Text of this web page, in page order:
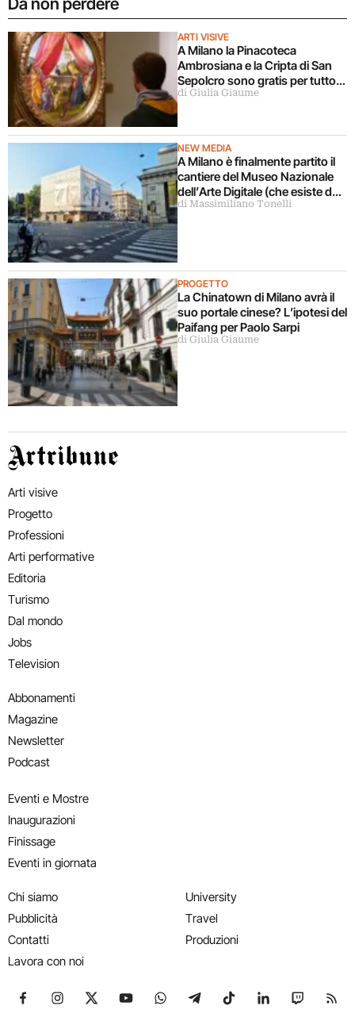
ARTI VISIVE
A Milano la Pinacoteca
Ambrosiana e la Cripta di San
Sepolcro sono gratis per tutto
agosto (ma solo per milanesi)
di Giulia Giaume
NEW MEDIA
A Milano è finalmente partito il
cantiere del Museo Nazionale
dell’Arte Digitale (che esiste da
5 anni ma ancora non c’è)
di Massimiliano Tonelli
PROGETTO
La Chinatown di Milano avrà il
suo portale cinese? L’ipotesi del
Paifang per Paolo Sarpi
di Giulia Giaume
Artribune
Arti visive
Progetto
Professioni
Arti performative
Editoria
Turismo
Dal mondo
Jobs
Television
Abbonamenti
Magazine
Newsletter
Podcast
Eventi e Mostre
Inaugurazioni
Finissage
Eventi in giornata
Chi siamo
Pubblicità
Contatti
Lavora con noi
University
Travel
Produzioni
Seguici su Facebook
Seguici su Instagram
Seguici su X
Seguici su YouTube
Seguici su WhatsApp
Seguici su Telegram
Seguici su TikTok
Seguici su
Seguici